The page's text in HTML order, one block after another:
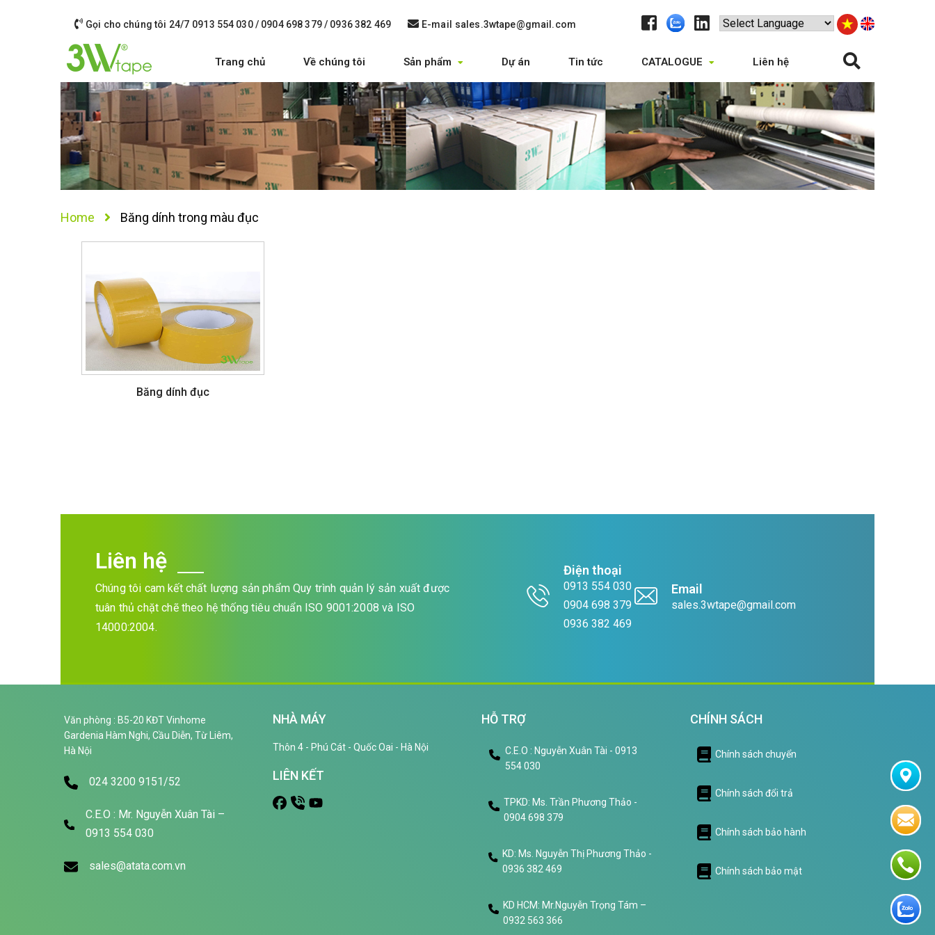
Gọi cho chúng tôi 24/7 0913 554 030 / 0904 698 379 / 0936 382 469 E-mail sales.3wtape@gmail.com
Trang chủ Về chúng tôi Sản phẩm Dự án Tin tức CATALOGUE Liên hệ
Home Băng dính trong màu đục
Băng dính đục
Liên hệ
Chúng tôi cam kết chất lượng sản phẩm Quy trình quản lý sản xuất được
tuân thủ chặt chẽ theo hệ thống tiêu chuẩn ISO 9001:2008 và ISO
14000:2004.
Điện thoại
0913 554 030
0904 698 379
0936 382 469
Email
sales.3wtape@gmail.com
Văn phòng : B5-20 KĐT Vinhome
Gardenia Hàm Nghi, Cầu Diễn, Từ Liêm,
Hà Nội
024 3200 9151/52
C.E.O : Mr. Nguyễn Xuân Tài –
0913 554 030
sales@atata.com.vn
NHÀ MÁY
Thôn 4 - Phú Cát - Quốc Oai - Hà Nội
LIÊN KẾT
HỖ TRỢ
C.E.O : Nguyễn Xuân Tài - 0913
554 030
TPKD: Ms. Trần Phương Thảo -
0904 698 379
KD: Ms. Nguyễn Thị Phương Thảo -
0936 382 469
KD HCM: Mr.Nguyễn Trọng Tám –
0932 563 366
CHÍNH SÁCH
Chính sách chuyển
Chính sách đổi trả
Chính sách bảo hành
Chính sách bảo mật